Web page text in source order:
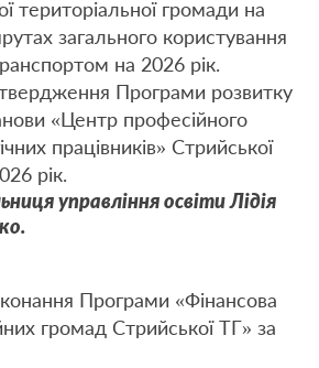
територіальної громади на
загального користування
на 2026 рік.
Програми розвитку
«Центр професійного
працівників» Стрийської
рік.
управління освіти Лідія
Програми «Фінансова
громад Стрийської ТГ» за